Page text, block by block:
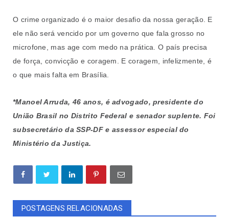
O crime organizado é o maior desafio da nossa geração. E
ele não será vencido por um governo que fala grosso no
microfone, mas age com medo na prática. O país precisa
de força, convicção e coragem. E coragem, infelizmente, é
o que mais falta em Brasília.
*Manoel Arruda, 46 anos, é advogado, presidente do
União Brasil no Distrito Federal e senador suplente. Foi
subsecretário da SSP-DF e assessor especial do
Ministério da Justiça.
POSTAGENS RELACIONADAS